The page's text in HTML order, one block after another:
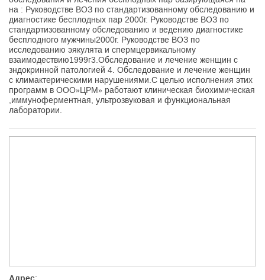
на : Руководстве ВОЗ по стандартизованному обследованию и
диагностике бесплодных пар 2000г. Руководстве ВОЗ по
стандартизованному обследованию и ведению диагностике
бесплодного мужчины2000г. Руководстве ВОЗ по
исследованию эякулята и спермцервикальному
взаимодествию1999г3.Обследование и лечение женщин с
зндокринной патологией 4. Обследование и лечение женщин
с климактерическими нарушениями.С целью исполнения этих
программ в ООО»ЦРМ» работают клиническая биохимическая
,иммуноферментная, ультрозвуковая и функциональная
лаборатории.